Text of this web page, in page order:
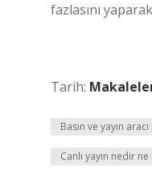
fazlasını
Tarih:
Basın ve yayın
Canlı yayın nedir